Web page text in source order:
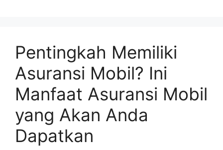
Pentingkah Memiliki
Asuransi Mobil? Ini
Manfaat Asuransi Mobil
yang Akan Anda
Dapatkan